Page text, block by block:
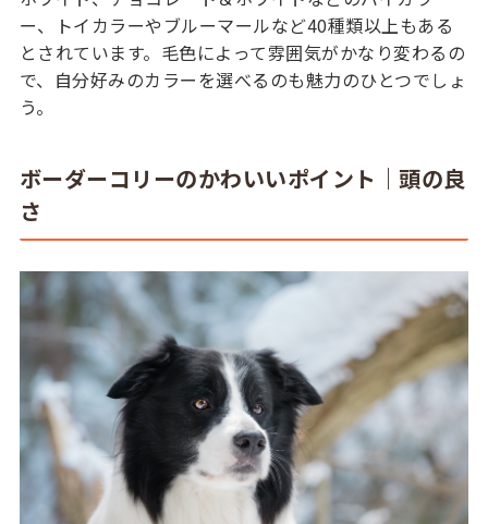
ー、トイカラーやブルーマールなど40種類以上もある
とされています。毛色によって雰囲気がかなり変わるの
で、自分好みのカラーを選べるのも魅力のひとつでしょ
う。
ボーダーコリーのかわいいポイント｜頭の良
さ